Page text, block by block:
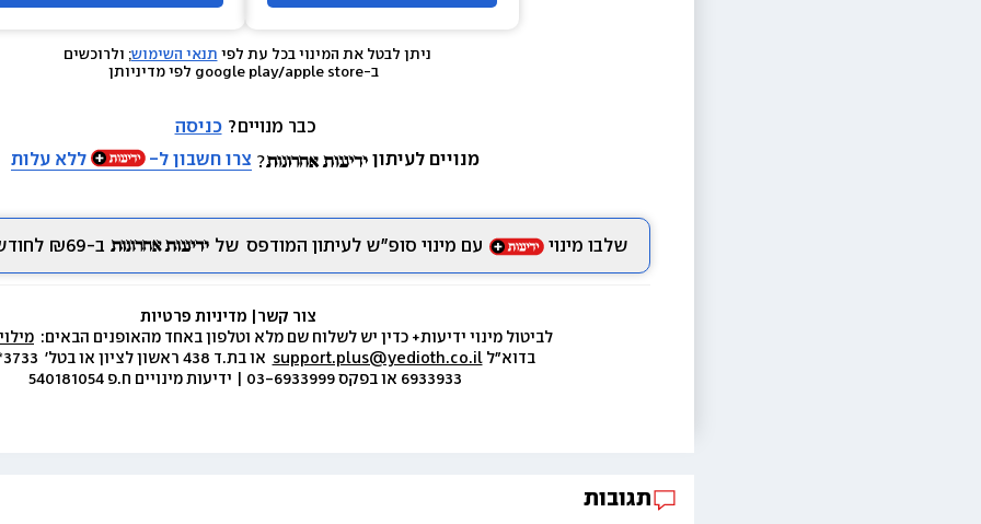
ניתן לבטל את המינוי בכל עת לפי תנאי השימוש; ולרוכשים
כבר מנויים? כניסה
מנויים לעיתון
צרו חשבון ל- ללא עלות
שלבו מינוי עם מינוי סופ״ש לעיתון המודפס של ב-₪69 לחודש.
צור קשר
לביטול מינוי ידיעות+ כדין יש לשלוח שם מלא וטלפון באחד מהאופנים הבאים:
בדוא״ל support.plus@yedioth.co.il
6933933 או בפקס 03-6933999 | ידיעות מינויים ח.פ 540181054
תגובות